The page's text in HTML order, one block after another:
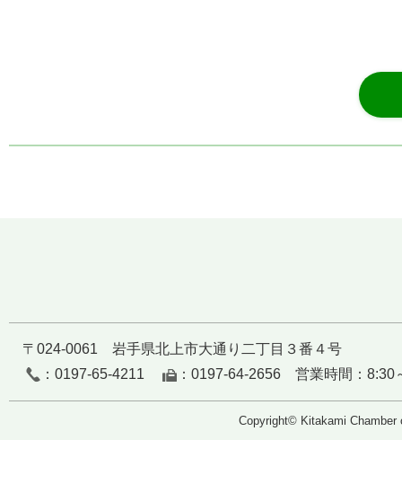
〒024-0061 岩手県北上市大通り二丁目３番４号
：0197-65-4211
：0197-64-2656 営業時間：8:30
Copyright© Kitakami